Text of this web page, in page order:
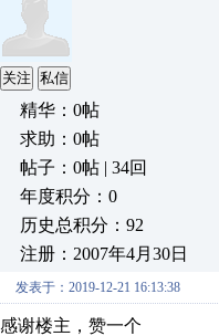
关注 私信
精华：0帖
求助：0帖
帖子：0帖 | 34回
年度积分：0
历史总积分：92
注册：2007年4月30日
发表于：2019-12-21 16:13:38
感谢楼主，赞一个